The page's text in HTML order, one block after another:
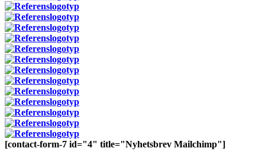
[contact-form-7 id="4" title="Nyhetsbrev Mailchimp"]